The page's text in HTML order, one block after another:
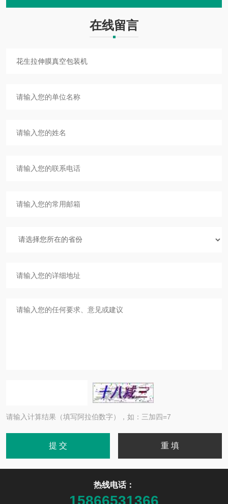
在线留言
请输入计算结果（填写阿拉伯数字），如：三加四=7
热线电话：